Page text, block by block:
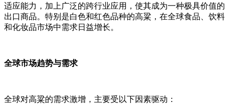
适应能力，加上广泛的跨行业应用，使其成为一种极具价值的
出口商品。特别是白色和红色品种的高粱，在全球食品、饮料
和化妆品市场中需求日益增长。
全球市场趋势与需求
全球对高粱的需求激增，主要受以下因素驱动：